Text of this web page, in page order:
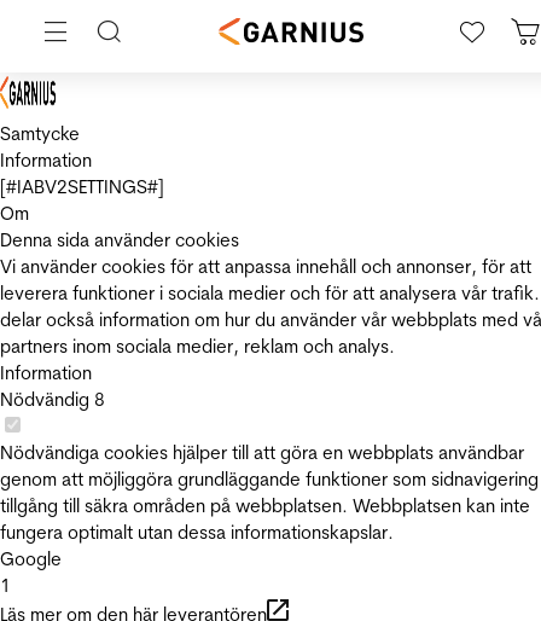
Samtycke
Information
[#IABV2SETTINGS#]
Om
Denna sida använder cookies
Vi använder cookies för att anpassa innehåll och annonser, för att
leverera funktioner i sociala medier och för att analysera vår
delar också information om hur du använder vår webbplats med
partners inom sociala medier, reklam och analys.
Information
Nödvändig 8
Nödvändiga cookies hjälper till att göra en webbplats användbar
genom att möjliggöra grundläggande funktioner som
tillgång till säkra områden på webbplatsen. Webbplatsen kan inte
fungera optimalt utan dessa informationskapslar.
Google
1
Läs mer om den här leverantören